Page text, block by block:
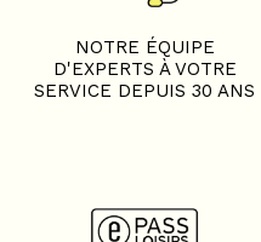
NOTRE ÉQUIPE
D'EXPERTS À VOTRE
SERVICE DEPUIS 30 ANS